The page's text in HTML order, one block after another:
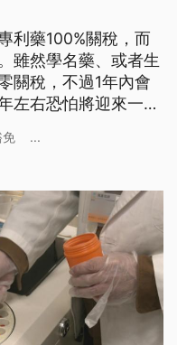
利藥100%關稅，而
雖然學名藥、或者生
關稅，不過1年內會
左右恐怕將迎來一波
把關鍵藥品的供應、
免 ...